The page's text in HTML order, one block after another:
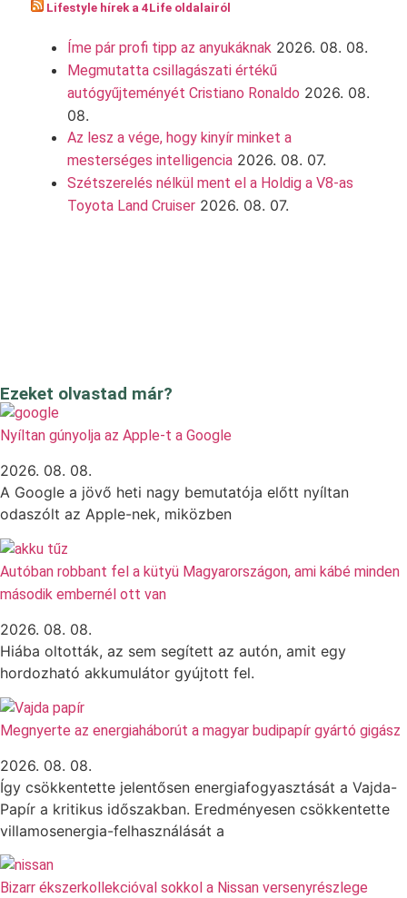
Lifestyle hírek a 4Life oldalairól
Íme pár profi tipp az anyukáknak 2026. 08. 08.
Megmutatta csillagászati értékű
autógyűjteményét Cristiano Ronaldo 2026. 08.
08.
Az lesz a vége, hogy kinyír minket a
mesterséges intelligencia 2026. 08. 07.
Szétszerelés nélkül ment el a Holdig a V8-as
Toyota Land Cruiser 2026. 08. 07.
Ezeket olvastad már?
Nyíltan gúnyolja az Apple-t a Google
2026. 08. 08.
A Google a jövő heti nagy bemutatója előtt nyíltan
odaszólt az Apple-nek, miközben
Autóban robbant fel a kütyü Magyarországon, ami kábé minden
második embernél ott van
2026. 08. 08.
Hiába oltották, az sem segített az autón, amit egy
hordozható akkumulátor gyújtott fel.
Megnyerte az energiaháborút a magyar budipapír gyártó gigász
2026. 08. 08.
Így csökkentette jelentősen energiafogyasztását a Vajda-
Papír a kritikus időszakban. Eredményesen csökkentette
villamosenergia-felhasználását a
Bizarr ékszerkollekcióval sokkol a Nissan versenyrészlege